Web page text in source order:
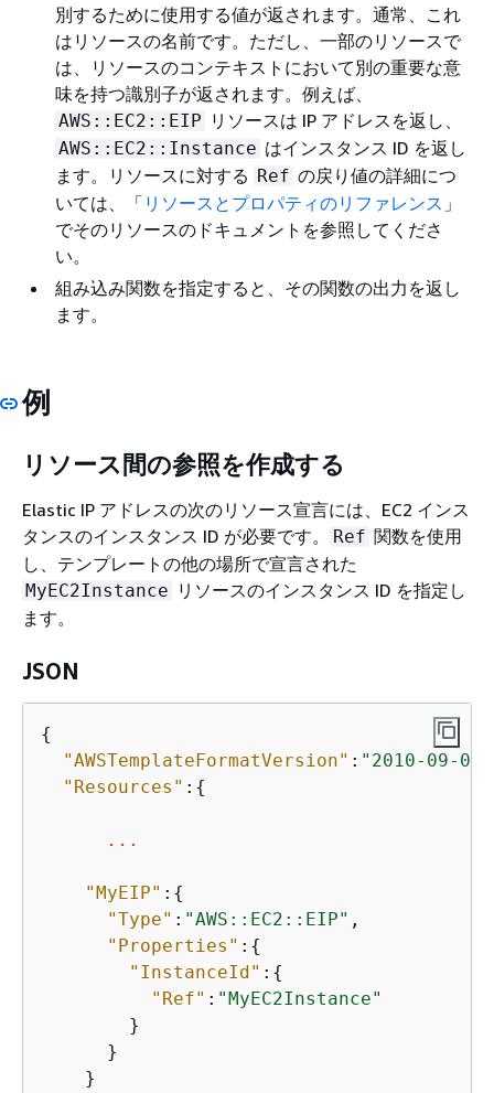
別するために使用する値が返されます。通常、これ
はリソースの名前です。ただし、一部のリソースで
は、リソースのコンテキストにおいて別の重要な意
味を持つ識別子が返されます。例えば、
AWS::EC2::EIP リソースは IP アドレスを返し、
AWS::EC2::Instance はインスタンス ID を返し
ます。リソースに対する Ref の戻り値の詳細につ
いては、「 リソースとプロパティのリファレンス 」
でそのリソースのドキュメントを参照してくださ
い。
組み込み関数を指定すると、その関数の出力を返し
ます。
例
リソース間の参照を作成する
Elastic IP アドレスの次のリソース宣言には、EC2 インス
タンスのインスタンス ID が必要です。
Ref 関数を使用
し、テンプレートの他の場所で宣言された
MyEC2Instance リソースのインスタンス ID を指定し
ます。
JSON
{
"AWSTemplateFormatVersion" : "2010-09-09"
"Resources" : {
...
"MyEIP" : {
"Type" : "AWS::EC2::EIP" ,
"Properties" : {
"InstanceId" : {
"Ref" : "MyEC2Instance"
        }
      }
    }